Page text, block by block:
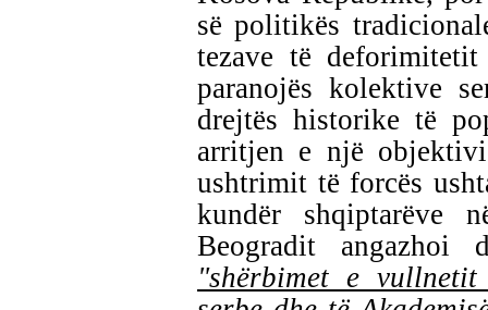
së politikës
tezave të
paranojës kolektive
drejtës historike të
arritjen e një
ushtrimit të forcës
kundër shqiptarëve
Beogradit angazhoi
"shërbimet e